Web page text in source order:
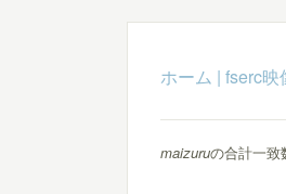
ホーム | fserc映
maizuruの合計一致